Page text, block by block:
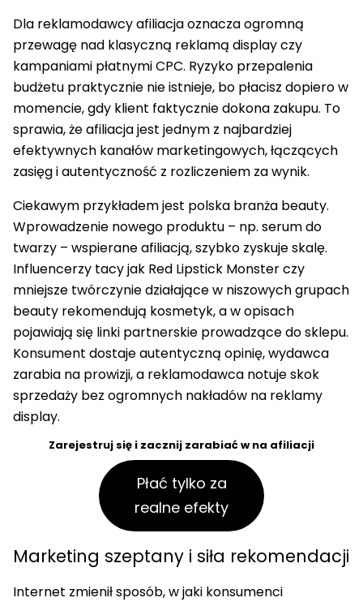
Dla reklamodawcy afiliacja oznacza ogromną
przewagę nad klasyczną reklamą display czy
kampaniami płatnymi CPC. Ryzyko przepalenia
budżetu praktycznie nie istnieje, bo płacisz dopiero w
momencie, gdy klient faktycznie dokona zakupu. To
sprawia, że afiliacja jest jednym z najbardziej
efektywnych kanałów marketingowych, łączących
zasięg i autentyczność z rozliczeniem za wynik.
Ciekawym przykładem jest polska branża beauty.
Wprowadzenie nowego produktu – np. serum do
twarzy – wspierane afiliacją, szybko zyskuje skalę.
Influencerzy tacy jak Red Lipstick Monster czy
mniejsze twórczynie działające w niszowych grupach
beauty rekomendują kosmetyk, a w opisach
pojawiają się linki partnerskie prowadzące do sklepu.
Konsument dostaje autentyczną opinię, wydawca
zarabia na prowizji, a reklamodawca notuje skok
sprzedaży bez ogromnych nakładów na reklamy
display.
Zarejestruj się i zacznij zarabiać w na afiliacji
Płać tylko za
realne efekty
Marketing szeptany i siła rekomendacji
Internet zmienił sposób, w jaki konsumenci